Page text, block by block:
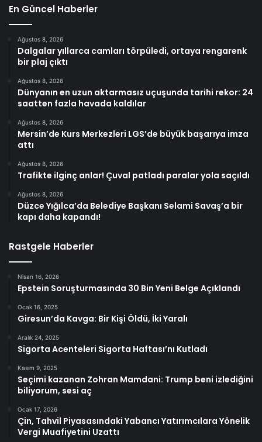
En Güncel Haberler
Ağustos 8, 2026
Dalgalar yıllarca camları törpüledi, ortaya rengarenk
bir plaj çıktı
Ağustos 8, 2026
Dünyanın en uzun aktarmasız uçuşunda tarihi rekor: 24
saatten fazla havada kaldılar
Ağustos 8, 2026
Mersin’de Kurs Merkezleri LGS’de büyük başarıya imza
attı
Ağustos 8, 2026
Trafikte ilginç anlar! Çuval patladı paralar yola saçıldı
Ağustos 8, 2026
Düzce Yığılca’da Belediye Başkanı Selami Savaş’a bir
kapı daha kapandı!
Rastgele Haberler
Nisan 16, 2026
Epstein Soruşturmasında 30 Bin Yeni Belge Açıklandı
Ocak 16, 2025
Giresun’da Kavga: Bir Kişi Öldü, İki Yaralı
Aralık 24, 2025
Sigorta Acenteleri Sigorta Haftası’nı Kutladı
Kasım 9, 2025
Seçimi kazanan Zohran Mamdani: Trump beni izlediğini
biliyorum, sesi aç
Ocak 17, 2026
Çin, Tahvil Piyasasındaki Yabancı Yatırımcılara Yönelik
Vergi Muafiyetini Uzattı